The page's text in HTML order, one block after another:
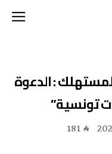
: الدعوة
تونسية”
181